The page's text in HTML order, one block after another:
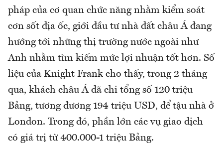
pháp của cơ quan chức năng nhằm kiểm soát
cơn sốt địa ốc, giới đầu tư nhà đất châu Á đang
hướng tới những thị trường nước ngoài như
Anh nhằm tìm kiếm mức lợi nhuận tốt hơn. Số
liệu của Knight Frank cho thấy, trong 2 tháng
qua, khách châu Á đã chi tổng số 120 triệu
Bảng, tương đương 194 triệu USD, để tậu nhà ở
London. Trong đó, phần lớn các vụ giao dịch
có giá trị từ 400.000-1 triệu Bảng.